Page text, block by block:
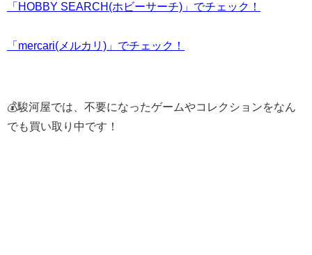
「HOBBY SEARCH(ホビーサーチ)」でチェック！
「mercari(メルカリ)」でチェック！
💰駿河屋では、不要になったゲームやコレクションをなん
でも買い取り中です！